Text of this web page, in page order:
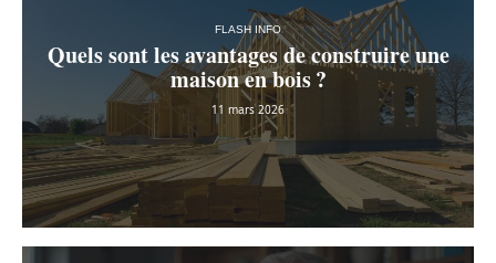
FLASH INFO
Quels sont les avantages de construire une
maison en bois ?
11 mars 2026